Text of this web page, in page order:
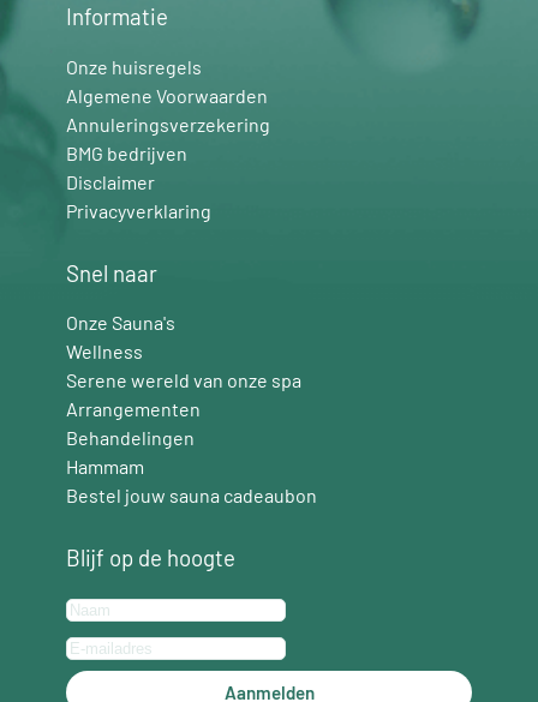
Informatie
Onze huisregels
Algemene Voorwaarden
Annuleringsverzekering
BMG bedrijven
Disclaimer
Privacyverklaring
Snel naar
Onze Sauna's
Wellness
Serene wereld van onze spa
Arrangementen
Behandelingen
Hammam
Bestel jouw sauna cadeaubon
Blijf op de hoogte
Aanmelden